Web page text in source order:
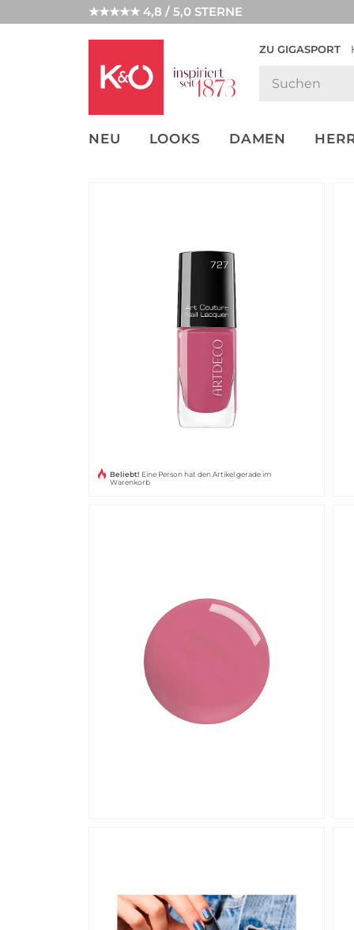
★★★★★ 4,8 / 5,0 STERNE
ZU GIGASPORT
NEU LOOKS DAMEN
NEW IN
WEDDING
Beliebt! Eine Person hat den Artikel gerade im
Warenkorb